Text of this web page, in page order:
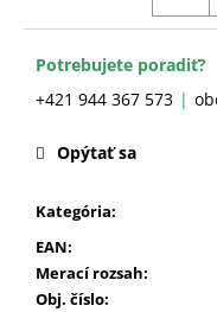
Potrebujete poradiť?
+421 944 367 573
Kategória:
EAN:
Merací rozsah:
Obj. číslo:
Opýtať sa